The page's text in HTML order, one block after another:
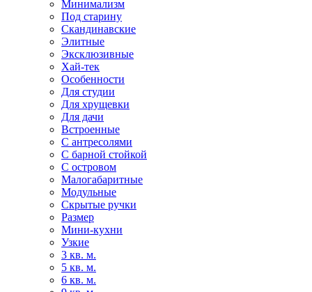
Минимализм
Под старину
Скандинавские
Элитные
Эксклюзивные
Хай-тек
Особенности
Для студии
Для хрущевки
Для дачи
Встроенные
С антресолями
С барной стойкой
С островом
Малогабаритные
Модульные
Скрытые ручки
Размер
Мини-кухни
Узкие
3 кв. м.
5 кв. м.
6 кв. м.